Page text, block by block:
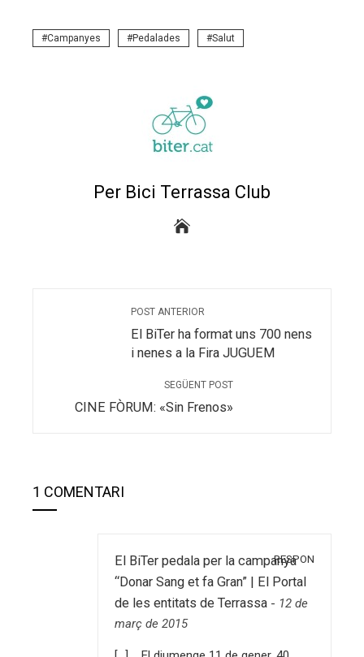
Campanyes Pedalades Salut
Per Bici Terrassa Club
POST ANTERIOR
El BiTer ha format uns 700 nens
i nenes a la Fira JUGUEM
SEGÜENT POST
CINE FÒRUM: «Sin Frenos»
1 COMENTARI
El BiTer pedala per la campanya
“Donar Sang et fa Gran” | El Portal
de les entitats de Terrassa - 12 de
març de 2015
RESPON